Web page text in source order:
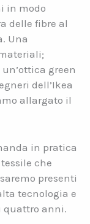
in modo
delle fibre al
Una
green
dell’Ikea
allargato il
in pratica
che
presenti
tecnologia e
quattro anni.